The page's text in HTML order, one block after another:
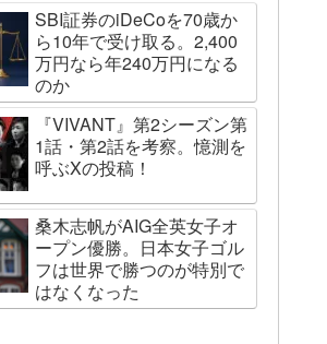
SBI証券のiDeCoを70歳か
ら10年で受け取る。2,400
万円なら年240万円になる
のか
『VIVANT』第2シーズン第
1話・第2話を考察。憶測を
呼ぶXの投稿！
桑木志帆がAIG全英女子オ
ープン優勝。日本女子ゴル
フは世界で勝つのが特別で
はなくなった